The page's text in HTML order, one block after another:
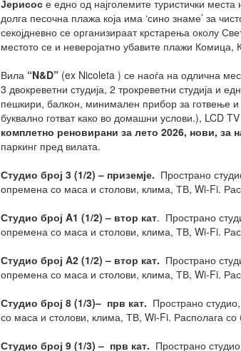
Јерисосе едно од најголемите туристички
долга песочна плажа која има ‘сино знаме’ за
секојдневно се организираат крстарења околу
местото се и неверојатно убавите плажи
Вила “N&D”(ex Nicoleta ) се наоѓа на одлична
3 двокреветни студија, 2 трокреветни студија и
пешкири, балкон, минимален прибор за готвење
буквално готват како во домашни услови.), LCD
комплетно реновирани за лето 2026, нови, за
паркинг пред вилата.
Студио број 3(1/2) –приземје. Пространо
опремена со маса и столови, клима, ТВ, Wi-Fi.
Студио број A1 (1/2) – втор кат. Пространо
опремена со маса и столови, клима, ТВ, Wi-Fi.
Студио број A2(1/2) – втор кат. Пространо
опремена со маса и столови, клима, ТВ, Wi-Fi.
Студио број 8(1/3)– прв кат. Пространо
со маса и столови, клима, ТВ, Wi-Fi. Располага со
Студио број 9(1/3) – прв кат. Пространо